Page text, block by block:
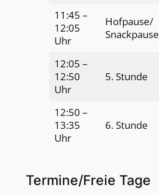
11:45 –
12:05
Uhr
Hofpause/
Snackpause
12:05 –
12:50
Uhr
5. Stunde
12:50 –
13:35
Uhr
6. Stunde
Termine/Freie Tage